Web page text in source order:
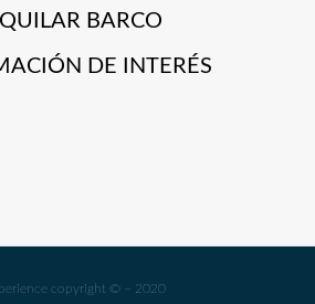
BARCO
DE INTERÉS
copyright © – 2020